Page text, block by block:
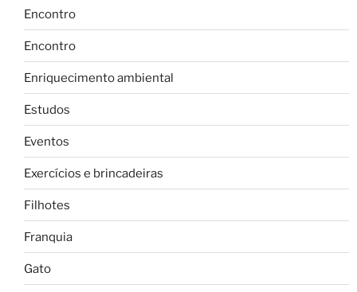
Encontro
Encontro
Enriquecimento ambiental
Estudos
Eventos
Exercícios e brincadeiras
Filhotes
Franquia
Gato